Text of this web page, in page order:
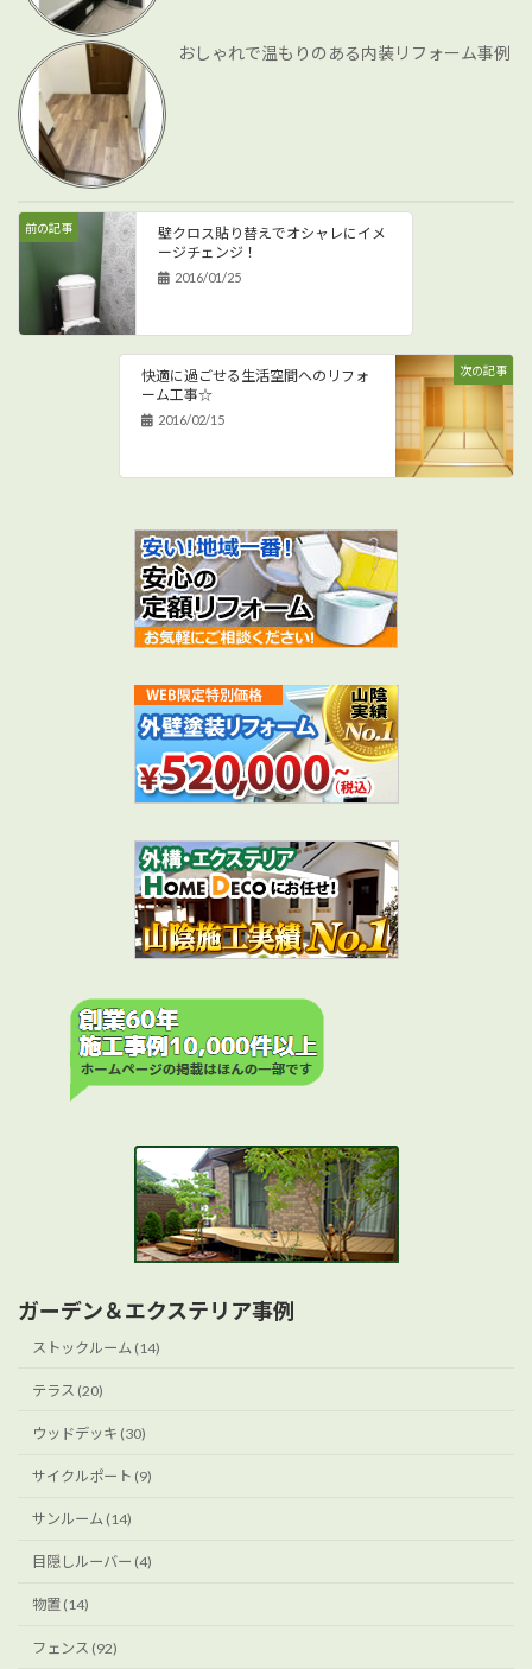
おしゃれで温もりのある内装リフォーム事例
前の記事
壁クロス貼り替えでオシャレにイメ
ージチェンジ！
2016/01/25
次の記事
快適に過ごせる生活空間へのリフォ
ーム工事☆
2016/02/15
ガーデン＆エクステリア事例
ストックルーム (14)
テラス (20)
ウッドデッキ (30)
サイクルポート (9)
サンルーム (14)
目隠しルーバー (4)
物置 (14)
フェンス (92)